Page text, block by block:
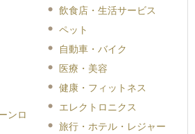
ンロ
飲食店・生活サービス
ペット
自動車・バイク
医療・美容
健康・フィットネス
エレクトロニクス
旅行・ホテル・レジャー